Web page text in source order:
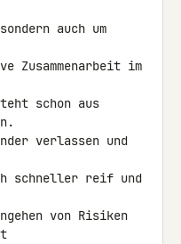
auch um
Zusammenarbeit im
schon aus
verlassen und
schneller reif und
von Risiken